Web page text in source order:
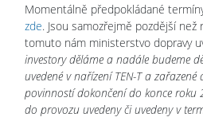
Momentálně předpokládané
zde. Jsou samozřejmě pozdější
tomuto nám ministerstvo dopravy
investory děláme a nadále budeme
uvedené v nařízení TEN-T a zařazené
povinností dokončení do konce
do provozu uvedeny či uvedeny v